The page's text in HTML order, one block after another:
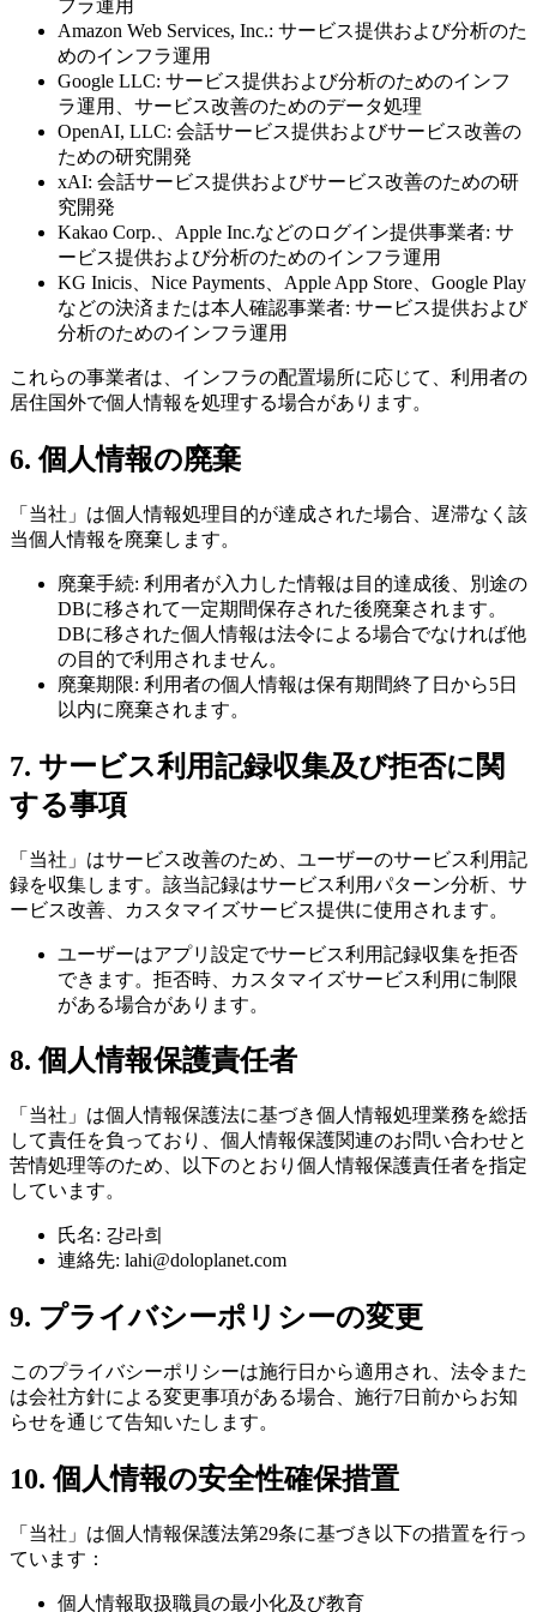
フラ運用
Amazon Web Services, Inc.: サービス提供および分析のた
めのインフラ運用
Google LLC: サービス提供および分析のためのインフ
ラ運用、サービス改善のためのデータ処理
OpenAI, LLC: 会話サービス提供およびサービス改善の
ための研究開発
xAI: 会話サービス提供およびサービス改善のための研
究開発
Kakao Corp.、Apple Inc.などのログイン提供事業者: サ
ービス提供および分析のためのインフラ運用
KG Inicis、Nice Payments、Apple App Store、Google Play
などの決済または本人確認事業者: サービス提供および
分析のためのインフラ運用
これらの事業者は、インフラの配置場所に応じて、利用者の
居住国外で個人情報を処理する場合があります。
6. 個人情報の廃棄
「当社」は個人情報処理目的が達成された場合、遅滞なく該
当個人情報を廃棄します。
廃棄手続: 利用者が入力した情報は目的達成後、別途の
DBに移されて一定期間保存された後廃棄されます。
DBに移された個人情報は法令による場合でなければ他
の目的で利用されません。
廃棄期限: 利用者の個人情報は保有期間終了日から5日
以内に廃棄されます。
7. サービス利用記録収集及び拒否に関
する事項
「当社」はサービス改善のため、ユーザーのサービス利用記
録を収集します。該当記録はサービス利用パターン分析、サ
ービス改善、カスタマイズサービス提供に使用されます。
ユーザーはアプリ設定でサービス利用記録収集を拒否
できます。拒否時、カスタマイズサービス利用に制限
がある場合があります。
8. 個人情報保護責任者
「当社」は個人情報保護法に基づき個人情報処理業務を総括
して責任を負っており、個人情報保護関連のお問い合わせと
苦情処理等のため、以下のとおり個人情報保護責任者を指定
しています。
氏名: 강라희
連絡先: lahi@doloplanet.com
9. プライバシーポリシーの変更
このプライバシーポリシーは施行日から適用され、法令また
は会社方針による変更事項がある場合、施行7日前からお知
らせを通じて告知いたします。
10. 個人情報の安全性確保措置
「当社」は個人情報保護法第29条に基づき以下の措置を行っ
ています：
個人情報取扱職員の最小化及び教育